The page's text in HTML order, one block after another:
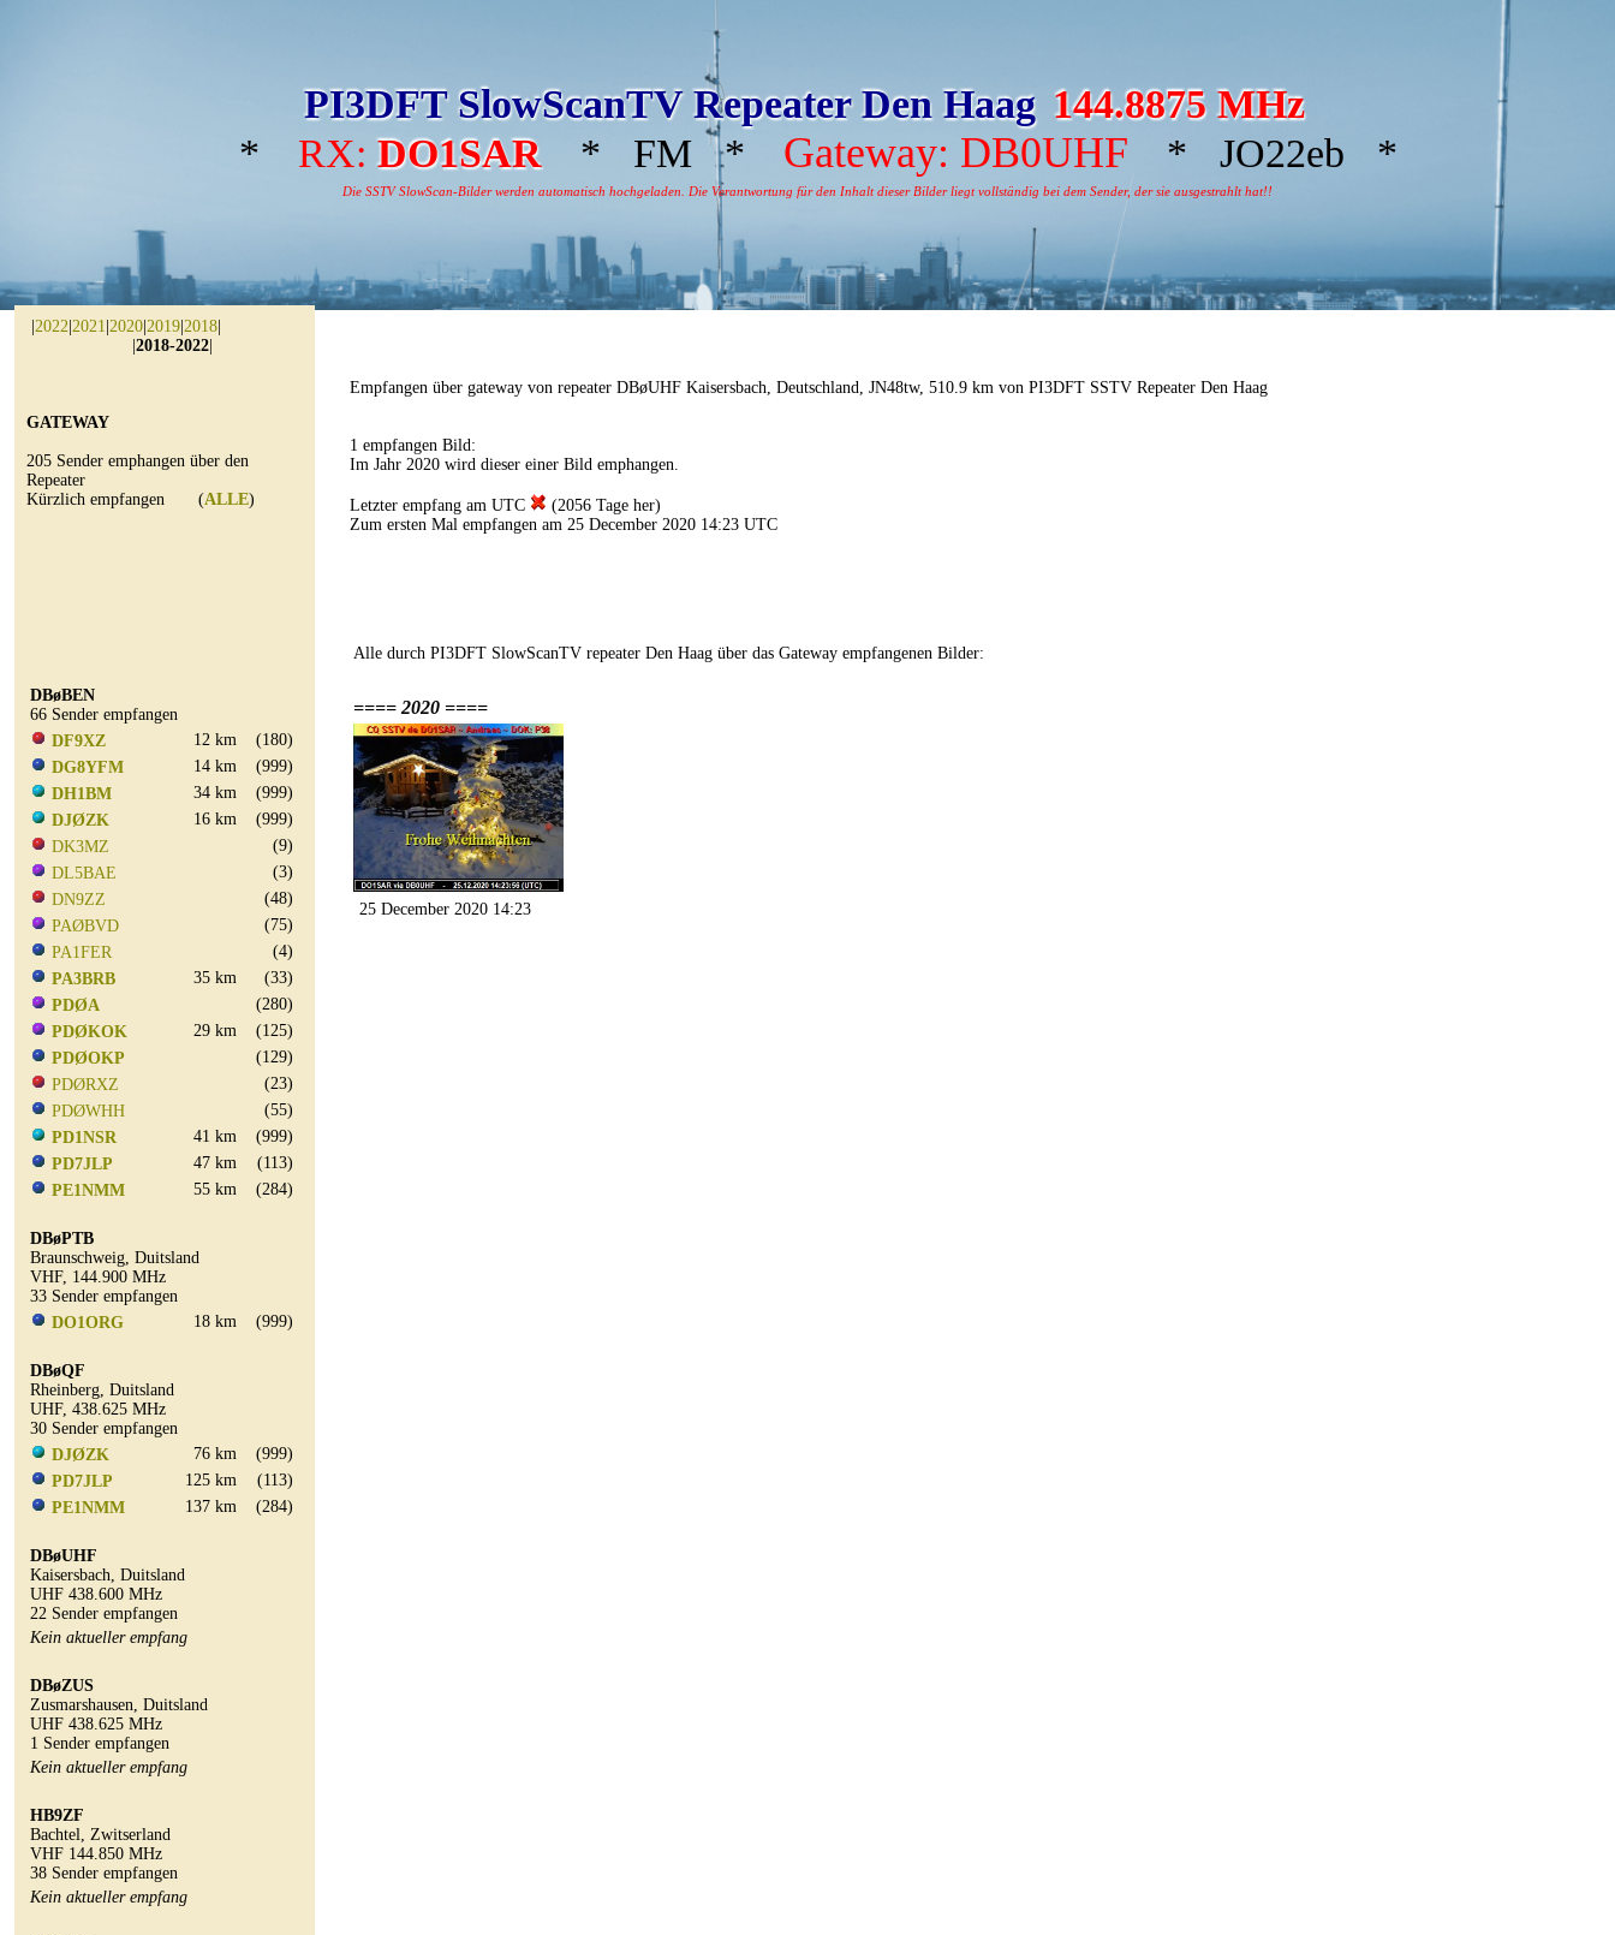
PI3DFT SlowScanTV Repeater Den Haag 144.8875 MHz
*
RX: DO1SAR * FM * Gateway: DB0UHF * JO22eb *
Die SSTV SlowScan-Bilder werden automatisch hochgeladen. Die Verantwortung für den Inhalt dieser Bilder liegt vollständig bei dem Sender, der sie ausgestrahlt hat!!
2022 2021 2020 2019 2018
2018-2022
GATEWAY
205 Sender emphangen über den
Repeater
Kürzlich empfangen (ALLE)
DBøBEN
66 Sender empfangen
DF9XZ
12 km
(180)
DG8YFM
14 km
(999)
DH1BM
34 km
(999)
DJØZK
16 km
(999)
DK3MZ
(9)
DL5BAE
(3)
DN9ZZ
(48)
PAØBVD
(75)
PA1FER
(4)
PA3BRB
35 km
(33)
PDØA
(280)
PDØKOK
29 km
(125)
PDØOKP
(129)
PDØRXZ
(23)
PDØWHH
(55)
PD1NSR
41 km
(999)
PD7JLP
47 km
(113)
PE1NMM
55 km (284)
DBøPTB
Braunschweig, Duitsland
VHF, 144.900 MHz
33 Sender empfangen
DO1ORG
18 km (999)
DBøQF
Rheinberg, Duitsland
UHF, 438.625 MHz
30 Sender empfangen
DJØZK
76 km
(999)
PD7JLP
125 km
(113)
PE1NMM
137 km (284)
DBøUHF
Kaisersbach, Duitsland
UHF 438.600 MHz
22 Sender empfangen
Kein aktueller empfang
DBøZUS
Zusmarshausen, Duitsland
UHF 438.625 MHz
1 Sender empfangen
Kein aktueller empfang
HB9ZF
Bachtel, Zwitserland
VHF 144.850 MHz
38 Sender empfangen
Kein aktueller empfang
Empfangen über gateway von repeater DBøUHF Kaisersbach, Deutschland, JN48tw, 510.9 km von PI3DFT SSTV Repeater Den Haag
1 empfangen Bild:
Im Jahr 2020 wird dieser einer Bild emphangen.
Letzter empfang am UTC
(2056 Tage her)
Zum ersten Mal empfangen am 25 December 2020 14:23 UTC
Alle durch PI3DFT SlowScanTV repeater Den Haag über das Gateway empfangenen Bilder:
==== 2020 ====
25 December 2020 14:23